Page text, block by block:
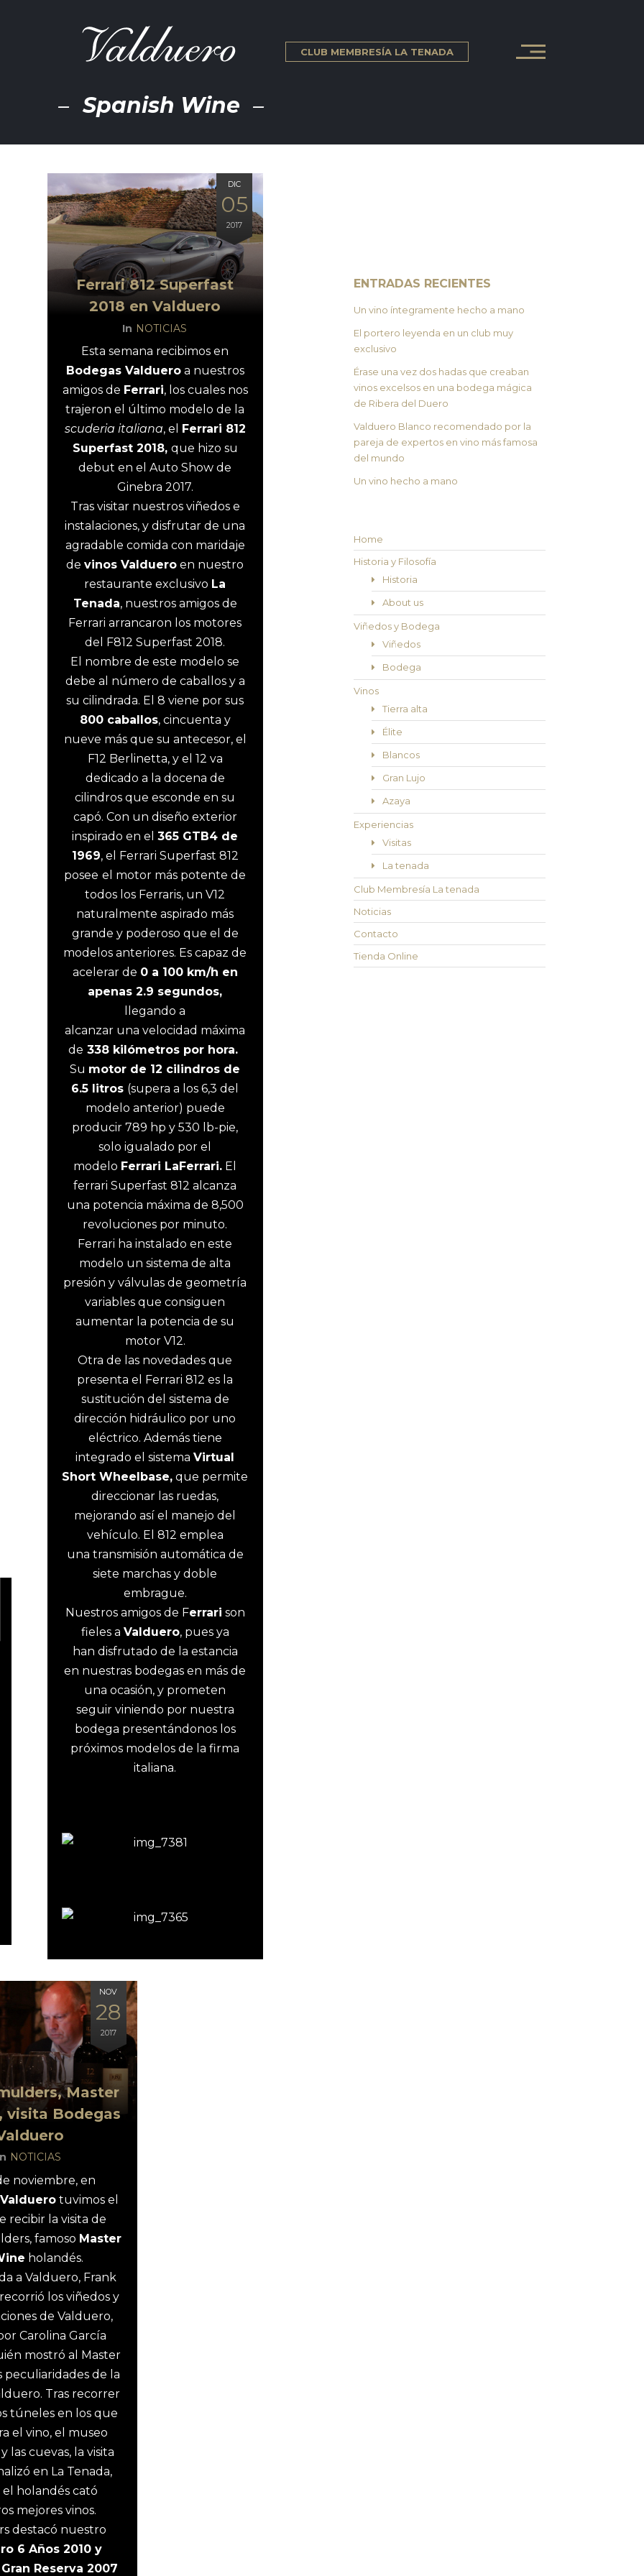
CLUB MEMBRESÍA LA TENADA
Spanish Wine
DIC
05
2017
Ferrari 812 Superfast
2018 en Valduero
In NOTICIAS
Esta semana recibimos en
Bodegas Valdueroa nuestros
amigos de Ferrari, los cuales nos
trajeron el último modelo de la
scuderia italiana, el Ferrari 812
Superfast 2018, que hizo su
debut en el Auto Show de
Ginebra 2017.
Tras visitar nuestros viñedos e
instalaciones, y disfrutar de una
agradable comida con maridaje
devinos Valduero en nuestro
restaurante exclusivo La
Tenada, nuestros amigos de
Ferrari arrancaron los motores
del F812 Superfast 2018.
El nombre de este modelo se
debe al número de caballos y a
su cilindrada. El 8 viene por sus
800 caballos, cincuenta y
nueve más que su antecesor, el
F12 Berlinetta, y el 12 va
dedicado a la docena de
cilindros que esconde en su
capó. Con un diseño exterior
inspirado en el365 GTB4 de
1969, el Ferrari Superfast 812
posee el motor más potente de
todos los Ferraris, un V12
naturalmente aspirado más
grande y poderoso que el de
modelos anteriores. Es capaz de
acelerar de 0 a 100 km/h en
apenas 2.9 segundos,
llegando a
alcanzar una velocidad máxima
de 338 kilómetros por hora.
Su motor de 12 cilindros de
6.5 litros (supera a los 6,3 del
modelo anterior) puede
producir 789 hp y 530 lb-pie,
solo igualado por el
modelo Ferrari LaFerrari. El
ferrari Superfast 812 alcanza
una potencia máxima de 8,500
revoluciones por minuto.
Ferrari ha instalado en este
modelo un sistema de alta
presión y válvulas de geometría
variables que consiguen
aumentar la potencia de su
motor V12.
Otra de las novedades que
presenta el Ferrari 812 es la
sustitución del sistema de
dirección hidráulico por uno
eléctrico. Además tiene
integrado el sistemaVirtual
Short Wheelbase, que permite
direccionar las ruedas,
mejorando así el manejo del
vehículo. El 812 emplea
una transmisión automática de
siete marchas y doble
embrague.
Nuestros amigos de Ferrari son
fieles a Valduero, pues ya
han disfrutado de la estancia
en nuestras bodegas en más de
una ocasión, y prometen
seguir viniendo por nuestra
bodega presentándonos los
próximos modelos de la firma
italiana.
NOV
28
2017
Master
visita Bodegas
NOTICIAS
noviembre, en
tuvimos el
recibir la visita de
famoso Master
holandés.
a Valduero, Frank
los viñedos y
de Valduero,
Carolina García
mostró al Master
peculiaridades de la
Tras recorrer
túneles en los que
el vino, el museo
las cuevas, la visita
en La Tenada,
holandés cató
mejores vinos.
destacó nuestro
6 Años 2010 y
Reserva 2007
ENTRADAS RECIENTES
Un vino íntegramente hecho a mano
El portero leyenda en un club muy
exclusivo
Érase una vez dos hadas que creaban
vinos excelsos en una bodega mágica
de Ribera del Duero
Valduero Blanco recomendado por la
pareja de expertos en vino más famosa
del mundo
Un vino hecho a mano
Home
Historia y Filosofía
Historia
About us
Viñedos y Bodega
Viñedos
Bodega
Vinos
Tierra alta
Élite
Blancos
Gran Lujo
Azaya
Experiencias
Visitas
La tenada
Club Membresía La tenada
Noticias
Contacto
Tienda Online